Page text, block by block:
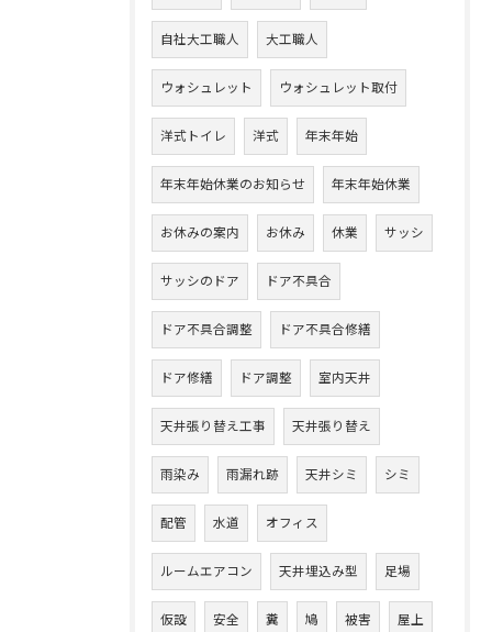
自社大工職人 大工職人
ウォシュレット ウォシュレット取付
洋式トイレ 洋式 年末年始
年末年始休業のお知らせ 年末年始休業
お休みの案内 お休み 休業 サッシ
サッシのドア ドア不具合
ドア不具合調整 ドア不具合修繕
ドア修繕 ドア調整 室内天井
天井張り替え工事 天井張り替え
雨染み 雨漏れ跡 天井シミ シミ
配管 水道 オフィス
ルームエアコン 天井埋込み型 足場
仮設 安全 糞 鳩 被害 屋上